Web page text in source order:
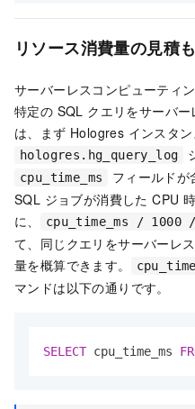
リソース消費量の見積
サーバーレスコンピューティ
特定の SQL クエリをサーバ
は、まず Hologres インスタン
hologres.hg_query_log
cpu_time_ms
フィールドが
SQL ジョブが消費した CPU
に、
cpu_time_ms /
て、同じクエリをサーバーレ
量を概算できます。
マンドは以下の通りです。
SELECT cpu_time_ms